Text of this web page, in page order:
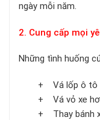
ngày mỗi năm.
2. Cung cấp mọi
Những tình huống
+ Vá lốp ô tô
+ Vá vỏ xe hơi
+ Thay bánh xe